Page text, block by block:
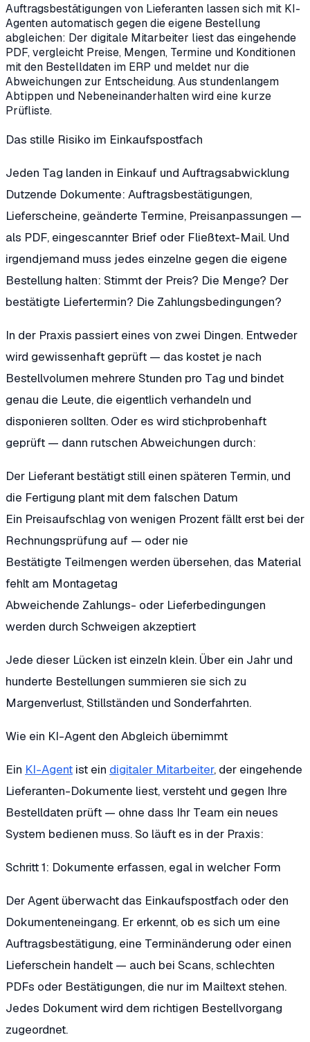
Auftragsbestätigungen von Lieferanten lassen sich mit KI-
Agenten automatisch gegen die eigene Bestellung
abgleichen: Der digitale Mitarbeiter liest das eingehende
PDF, vergleicht Preise, Mengen, Termine und Konditionen
mit den Bestelldaten im ERP und meldet nur die
Abweichungen zur Entscheidung. Aus stundenlangem
Abtippen und Nebeneinanderhalten wird eine kurze
Prüfliste.
Das stille Risiko im Einkaufspostfach
Jeden Tag landen in Einkauf und Auftragsabwicklung
Dutzende Dokumente: Auftragsbestätigungen,
Lieferscheine, geänderte Termine, Preisanpassungen —
als PDF, eingescannter Brief oder Fließtext-Mail. Und
irgendjemand muss jedes einzelne gegen die eigene
Bestellung halten: Stimmt der Preis? Die Menge? Der
bestätigte Liefertermin? Die Zahlungsbedingungen?
In der Praxis passiert eines von zwei Dingen. Entweder
wird gewissenhaft geprüft — das kostet je nach
Bestellvolumen mehrere Stunden pro Tag und bindet
genau die Leute, die eigentlich verhandeln und
disponieren sollten. Oder es wird stichprobenhaft
geprüft — dann rutschen Abweichungen durch:
Der Lieferant bestätigt still einen späteren Termin, und
die Fertigung plant mit dem falschen Datum
Ein Preisaufschlag von wenigen Prozent fällt erst bei der
Rechnungsprüfung auf — oder nie
Bestätigte Teilmengen werden übersehen, das Material
fehlt am Montagetag
Abweichende Zahlungs- oder Lieferbedingungen
werden durch Schweigen akzeptiert
Jede dieser Lücken ist einzeln klein. Über ein Jahr und
hunderte Bestellungen summieren sie sich zu
Margenverlust, Stillständen und Sonderfahrten.
Wie ein KI-Agent den Abgleich übernimmt
Ein KI-Agent ist ein digitaler Mitarbeiter, der eingehende
Lieferanten-Dokumente liest, versteht und gegen Ihre
Bestelldaten prüft — ohne dass Ihr Team ein neues
System bedienen muss. So läuft es in der Praxis:
Schritt 1: Dokumente erfassen, egal in welcher Form
Der Agent überwacht das Einkaufspostfach oder den
Dokumenteneingang. Er erkennt, ob es sich um eine
Auftragsbestätigung, eine Terminänderung oder einen
Lieferschein handelt — auch bei Scans, schlechten
PDFs oder Bestätigungen, die nur im Mailtext stehen.
Jedes Dokument wird dem richtigen Bestellvorgang
zugeordnet.